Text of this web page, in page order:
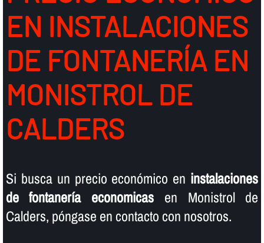
EN INSTALACIONES
DE FONTANERÍ­A EN
MONISTROL DE
CALDERS
Si busca un precio económico en instalaciones
de fontanerí­a economicas en Monistrol de
Calders, póngase en contacto con nosotros.